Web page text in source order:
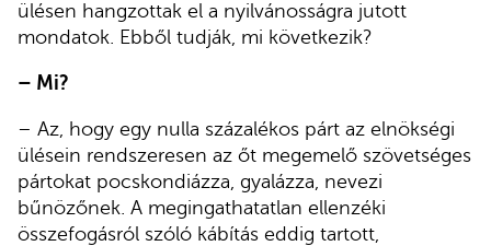
ülésen hangzottak el a nyilvánosságra jutott
mondatok. Ebből tudják, mi következik?
– Mi?
– Az, hogy egy nulla százalékos párt az elnökségi
ülésein rendszeresen az őt megemelő szövetséges
pártokat pocskondiázza, gyalázza, nevezi
bűnözőnek. A megingathatatlan ellenzéki
összefogásról szóló kábítás eddig tartott,